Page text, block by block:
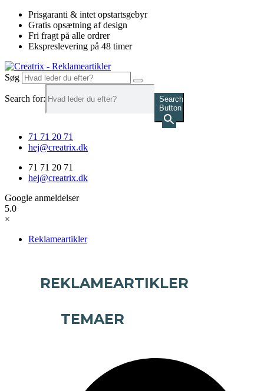
Videre
indhold
Prisgaranti & intet opstartsgebyr
Gratis opsætning af design
Fri fragt på alle ordrer
Ekspreslevering på 48 timer
Søg
Search for:
Search
Button
71 71 20 71
hej@creatrix.dk
71 71 20 71
hej@creatrix.dk
Google anmeldelser
5.0
×
Reklameartikler
REKLAMEARTIKLER
TEMAER